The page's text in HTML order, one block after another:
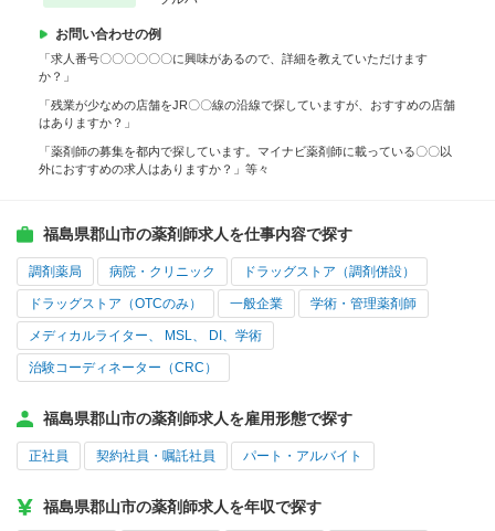
お問い合わせの例
「求人番号〇〇〇〇〇〇に興味があるので、詳細を教えていただけます
か？」
「残業が少なめの店舗をJR〇〇線の沿線で探していますが、おすすめの店舗
はありますか？」
「薬剤師の募集を都内で探しています。マイナビ薬剤師に載っている〇〇以
外におすすめの求人はありますか？」等々
福島県郡山市の薬剤師求人を仕事内容で探す
調剤薬局 病院・クリニック ドラッグストア（調剤併設）
ドラッグストア（OTCのみ） 一般企業 学術・管理薬剤師
メディカルライター、 MSL、 DI、学術
治験コーディネーター（CRC）
福島県郡山市の薬剤師求人を雇用形態で探す
正社員 契約社員・嘱託社員 パート・アルバイト
福島県郡山市の薬剤師求人を年収で探す